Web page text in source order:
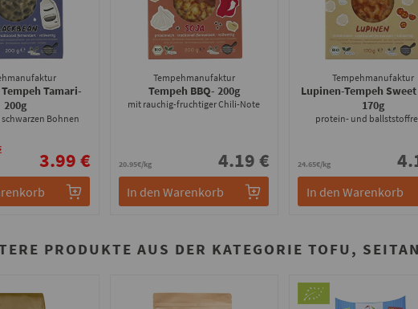
Tamari-
200g
schwarzen Bohnen
3.99 €
Tempehmanufaktur
Tempeh BBQ- 200g
mit rauchig-fruchtiger Chili-Note
20.95€/kg 4.19 €
In den Warenkorb
Tempehmanufaktur
Lupinen-Tempeh
170g
protein- und
24.65€/kg
In den Warenkorb
PRODUKTE AUS DER KATEGORIE TOFU,